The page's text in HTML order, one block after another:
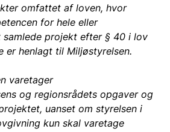
omfattet af loven, hvor
for hele eller
projekt efter § 40 i lov
er henlagt til Miljøstyrelsen.
varetager
og regionsrådets opgaver og
uanset om styrelsen i
kun skal varetage